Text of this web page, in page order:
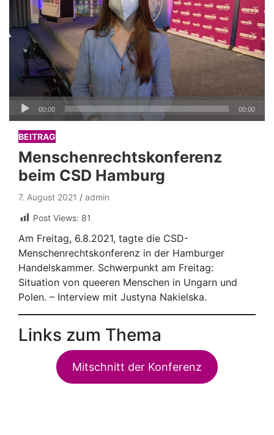
Audio-
00:00 00:00
BEITRAG
Menschenrechtskonferenz
beim CSD Hamburg
7. August 2021
admin
Post Views: 81
Am Freitag, 6.8.2021, tagte die CSD-
Menschenrechtskonferenz in der Hamburger
Handelskammer. Schwerpunkt am Freitag:
Situation von queeren Menschen in Ungarn und
Polen. – Interview mit Justyna Nakielska.
Links zum Thema
Mitschnitt der Konferenz